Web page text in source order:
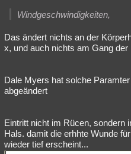
Windgeschwindigkeiten,
Das ändert nichts an der
x, und auch nichts am Gang
Dale Myers hat solche
abgeändert
Eintritt nicht im Rücen, sondern
Hals. damit die erhhte Wunde
wieder tief erscheint...